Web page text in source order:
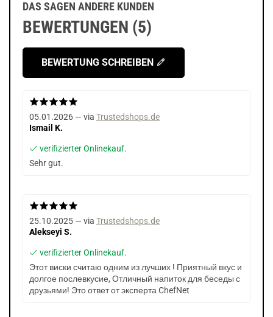
DAS SAGEN ANDERE KUNDEN
BEWERTUNGEN (5)
BEWERTUNG SCHREIBEN
05.01.2026 — via Trustedshops.de
Ismail K.
verifizierter Onlinekauf.
Sehr gut.
25.10.2025 — via Trustedshops.de
Alekseyi S.
verifizierter Onlinekauf.
Этот виски считаю одним из лучших ! Приятный вкус и
долгое послевкусие, Отличный напиток для беседы с
друзьями! Это ответ от эксперта ChefNet